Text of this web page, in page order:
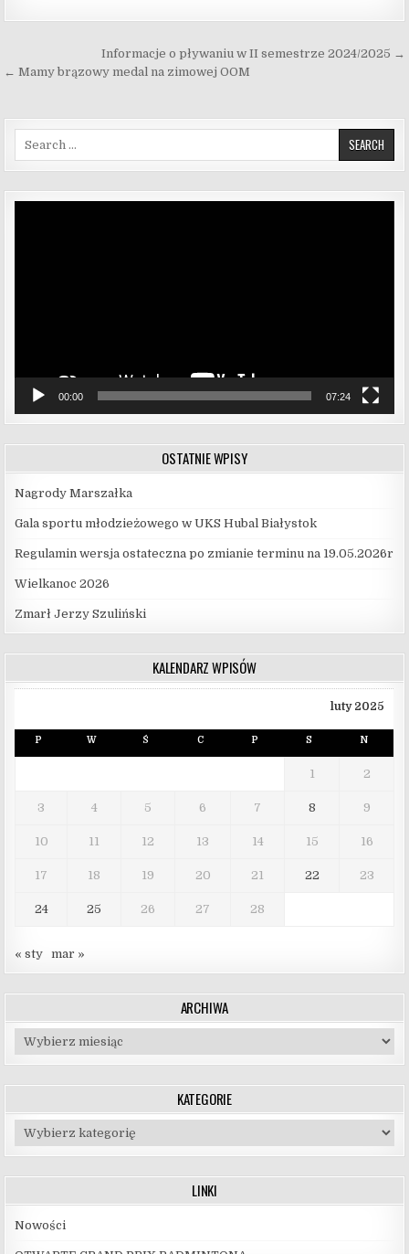
Nawigacja wpisu
Informacje o pływaniu w II semestrze 2024/2025 →
← Mamy brązowy medal na zimowej OOM
00:00 07:24
OSTATNIE WPISY
Nagrody Marszałka
Gala sportu młodzieżowego w UKS Hubal Białystok
Regulamin wersja ostateczna po zmianie terminu na 19.05.2026r
Wielkanoc 2026
Zmarł Jerzy Szuliński
KALENDARZ WPISÓW
luty 2025
P W Ś C P S N
1 2
3 4 5 6 7 8 9
10 11 12 13 14 15 16
17 18 19 20 21 22 23
24 25 26 27 28
« sty mar »
ARCHIWA
Archiwa
KATEGORIE
Kategorie
LINKI
Nowości